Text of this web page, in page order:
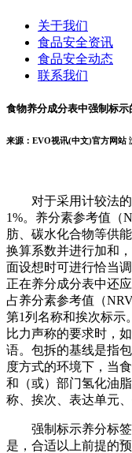
关于我们
食品安全资讯
食品安全动态
联系我们
食物养分成分表中强制标
来源：EVO视讯(中文)官方网站
对于采用计较法的
1%。养分素参考值（
肪、碳水化合物等供
换算系数并进行加和
面设想时可进行恰当
正在养分成分表中还
占养分素参考值（
第1列名称和挨次标示
比力声称的要求时，
语。包拆的基线是指
度方式的环境下，当
和（或）部门氢化油
称、挨次、表达单元
强制标示养分标签
是，合适以上前提的